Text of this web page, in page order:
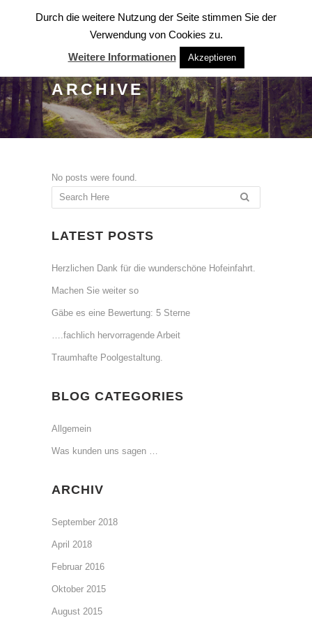
ARCHIVE
No posts were found.
LATEST POSTS
Herzlichen Dank für die wunderschöne Hofeinfahrt.
Machen Sie weiter so
Gäbe es eine Bewertung: 5 Sterne
….fachlich hervorragende Arbeit
Traumhafte Poolgestaltung.
BLOG CATEGORIES
Allgemein
Was kunden uns sagen …
ARCHIV
September 2018
April 2018
Februar 2016
Oktober 2015
August 2015
Durch die weitere Nutzung der Seite stimmen Sie der
Verwendung von Cookies zu.
Weitere Informationen
Akzeptieren